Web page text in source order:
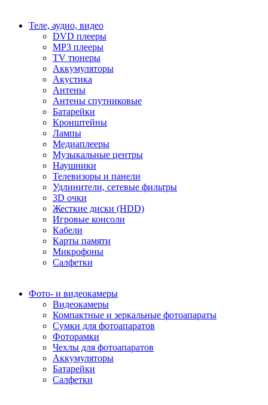
Теле, аудио, видео
DVD плееры
MP3 плееры
TV тюнеры
Аккумуляторы
Акустика
Антены
Антены спутниковые
Батарейки
Кронштейны
Лампы
Медиаплееры
Музыкальные центры
Наушники
Телевизоры и панели
Удлинители, сетевые фильтры
3D очки
Жесткие диски (HDD)
Игровые консоли
Кабели
Карты памяти
Микрофоны
Салфетки
Фото- и видеокамеры
Видеокамеры
Компактные и зеркальные фотоапараты
Сумки для фотоапаратов
Фоторамки
Чехлы для фотоапаратов
Аккумуляторы
Батарейки
Салфетки